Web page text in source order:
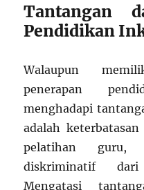
Tantangan
Pendidikan
Walaupun
penerapan
menghadapi
adalah
pelatihan guru,
diskriminatif
Mengatasi